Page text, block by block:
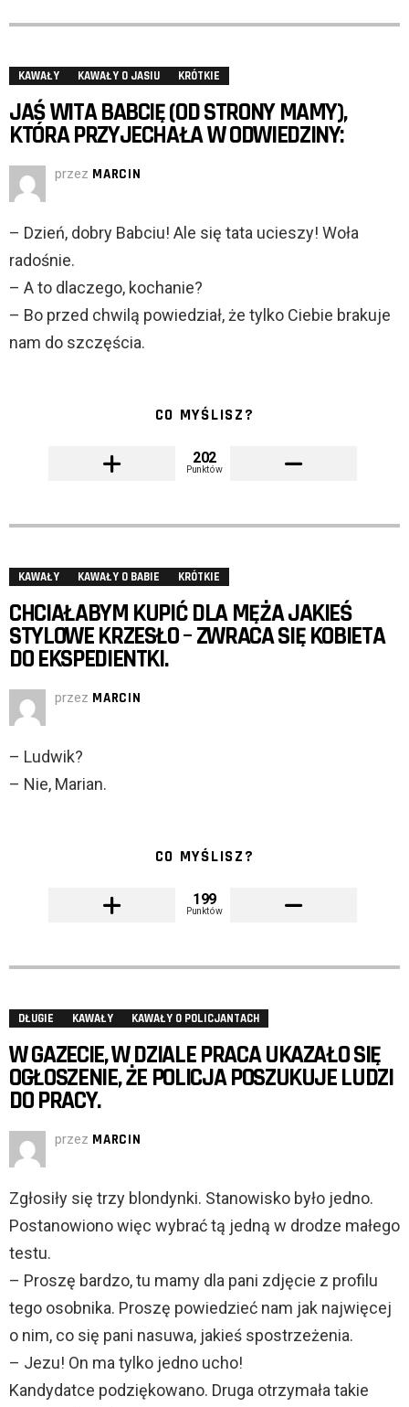
KAWAŁY KAWAŁY O JASIU KRÓTKIE
JAŚ WITA BABCIĘ (OD STRONY MAMY),
KTÓRA PRZYJECHAŁA W ODWIEDZINY:
przez MARCIN
– Dzień, dobry Babciu! Ale się tata ucieszy! Woła
radośnie.
– A to dlaczego, kochanie?
– Bo przed chwilą powiedział, że tylko Ciebie brakuje
nam do szczęścia.
CO MYŚLISZ?
202
Punktów
KAWAŁY KAWAŁY O BABIE KRÓTKIE
CHCIAŁABYM KUPIĆ DLA MĘŻA JAKIEŚ
STYLOWE KRZESŁO – ZWRACA SIĘ KOBIETA
DO EKSPEDIENTKI.
przez MARCIN
– Ludwik?
– Nie, Marian.
CO MYŚLISZ?
199
Punktów
DŁUGIE KAWAŁY KAWAŁY O POLICJANTACH
W GAZECIE, W DZIALE PRACA UKAZAŁO SIĘ
OGŁOSZENIE, ŻE POLICJA POSZUKUJE LUDZI
DO PRACY.
przez MARCIN
Zgłosiły się trzy blondynki. Stanowisko było jedno.
Postanowiono więc wybrać tą jedną w drodze małego
testu.
– Proszę bardzo, tu mamy dla pani zdjęcie z profilu
tego osobnika. Proszę powiedzieć nam jak najwięcej
o nim, co się pani nasuwa, jakieś spostrzeżenia.
– Jezu! On ma tylko jedno ucho!
Kandydatce podziękowano. Druga otrzymała takie